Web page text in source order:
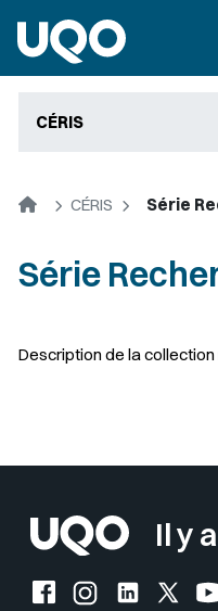
CÉRIS
AccueilCÉRIS
Série
Description de la
Il y
Facebook de l'UQO
Instagram de
LinkedIn de
X